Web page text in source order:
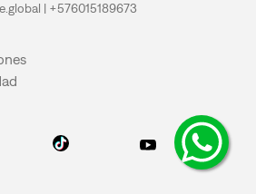
| +576015189673